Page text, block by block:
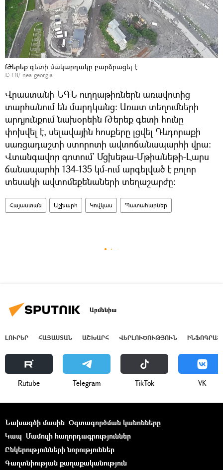
Թերեք գետի մակարդակը բարձրացել է
© FB/ nea.georgia
Վրաստանի ՆԳՆ ուղղաթիռներն առավոտից
տարհանում են մարդկանց։ Առատ տեղումների
արդյունքում նախօրեին Թերեք գետի հունը
փոխվել է, սելավային հոսքերը լցվել Դևդորաքի
սառցադաշտի ստորոտի ավտոճանապարհի վրա։
Վտանգավոր գոտում` Մցխեթա-Մթիանեթի-Լարս
ճանապարհի 134-135 կմ-ում արգելված է բոլոր
տեսակի ավտոմեքենաների տեղաշարժը։
Հայաստան Աշխարհ Կովկաս Պատահարներ
Արմենիա
ԼՈՒՐԵՐ ՀԱՅԱՍՏԱՆ ԱՇԽԱՐՀ ՎԵՐԼՈՒԾՈՒԹՅՈՒՆ
Rutube Telegram ТikТоk VK
Նախագծի մասին Օգտագործման կանոնները
Կապ Մամուլի հաղորդագրություններ
Ընկերությունների նորություններ
Գաղտնիության քաղաքականություն